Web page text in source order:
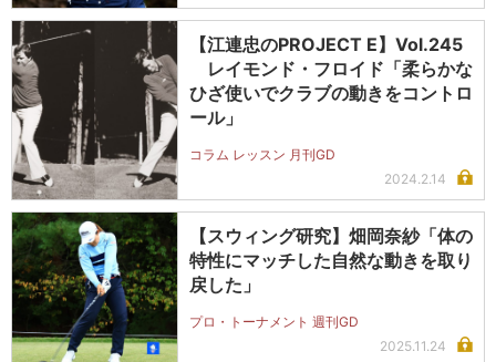
【江連忠のPROJECT E】Vol.245
レイモンド・フロイド「柔らかな
ひざ使いでクラブの動きをコントロ
ール」
コラム レッスン 月刊GD
2024.2.14
【スウィング研究】畑岡奈紗「体の
特性にマッチした自然な動きを取り
戻した」
プロ・トーナメント 週刊GD
2025.11.24